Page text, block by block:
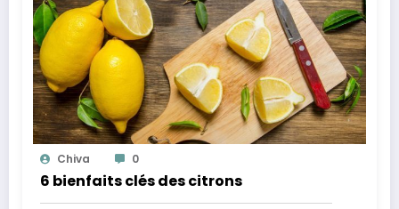
Chiva 0
6 bienfaits clés des citrons